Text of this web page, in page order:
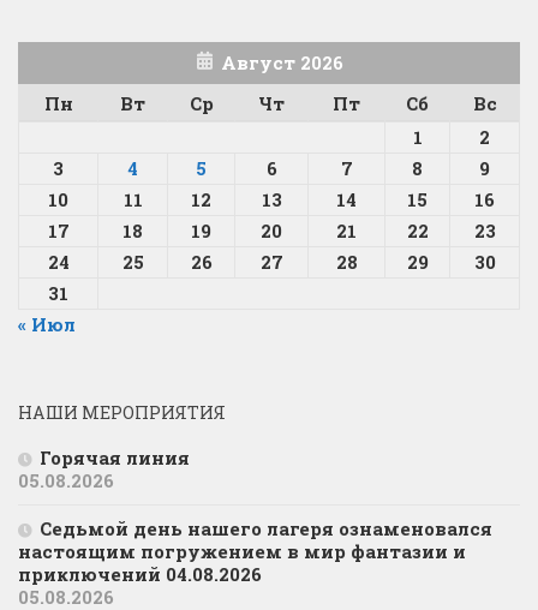
Август 2026
Пн
Вт Ср Чт Пт Сб
Вс
1
2
3
4 5 6 7 8
9
10
11 12 13 14 15
16
17
18 19 20 21 22
23
24
25 26 27 28 29
30
31
« Июл
НАШИ МЕРОПРИЯТИЯ
Горячая линия
05.08.2026
Седьмой день нашего лагеря ознаменовался
настоящим погружением в мир фантазии и
приключений 04.08.2026
05.08.2026